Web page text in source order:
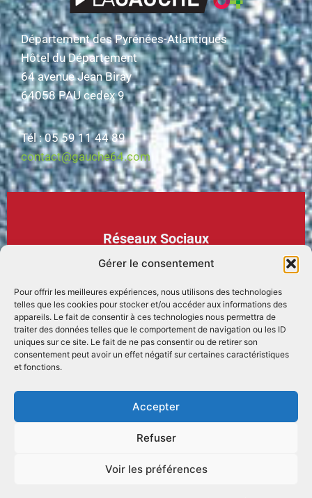
Gérer le consentement
Pour offrir les meilleures expériences, nous utilisons des technologies
telles que les cookies pour stocker et/ou accéder aux informations des
appareils. Le fait de consentir à ces technologies nous permettra de
traiter des données telles que le comportement de navigation ou les ID
uniques sur ce site. Le fait de ne pas consentir ou de retirer son
consentement peut avoir un effet négatif sur certaines caractéristiques
et fonctions.
Accepter
Refuser
Voir les préférences
Département des Pyrénées-Atlantiques
Hôtel du Département
64 avenue Jean Biray
64058 PAU cedex 9
Tél : 05 59 11 44 89
contact@gauche64.com
Réseaux Sociaux
Podcasts